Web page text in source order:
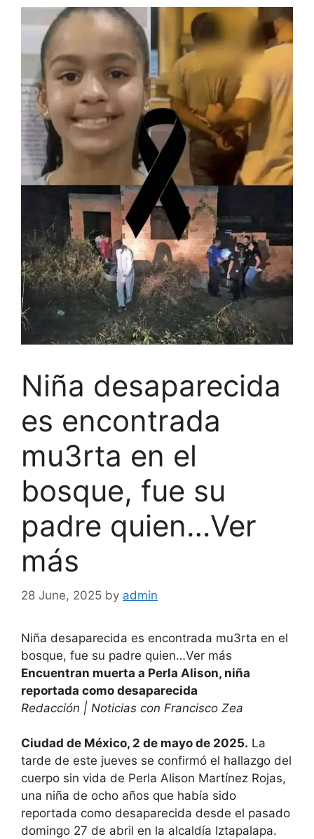
Niña desaparecida
es encontrada
mu3rta en el
bosque, fue su
padre quien…Ver
más
28 June, 2025 by admin
Niña desaparecida es encontrada mu3rta en el
bosque, fue su padre quien…Ver más
Encuentran muerta a Perla Alison, niña
reportada como desaparecida
Redacción | Noticias con Francisco Zea
Ciudad de México, 2 de mayo de 2025. La
tarde de este jueves se confirmó el hallazgo del
cuerpo sin vida de Perla Alison Martínez Rojas,
una niña de ocho años que había sido
reportada como desaparecida desde el pasado
domingo 27 de abril en la alcaldía Iztapalapa.